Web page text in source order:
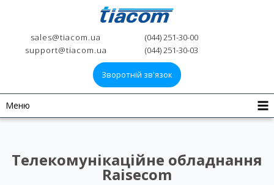
sales@tiacom.ua
support@tiacom.ua
(044) 251-30-00
(044) 251-30-03
Зворотній зв'язок
Меню
Телекомунікаційне обладнання
Raisecom